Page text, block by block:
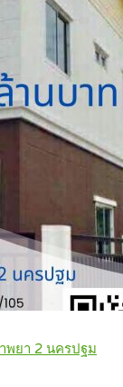
พยา 2 นครปฐม